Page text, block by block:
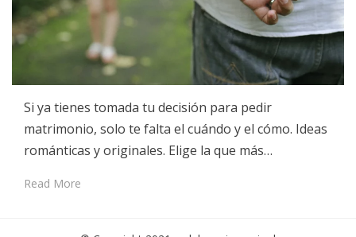
Si ya tienes tomada tu decisión para pedir
matrimonio, solo te falta el cuándo y el cómo. Ideas
románticas y originales. Elige la que más…
Read More